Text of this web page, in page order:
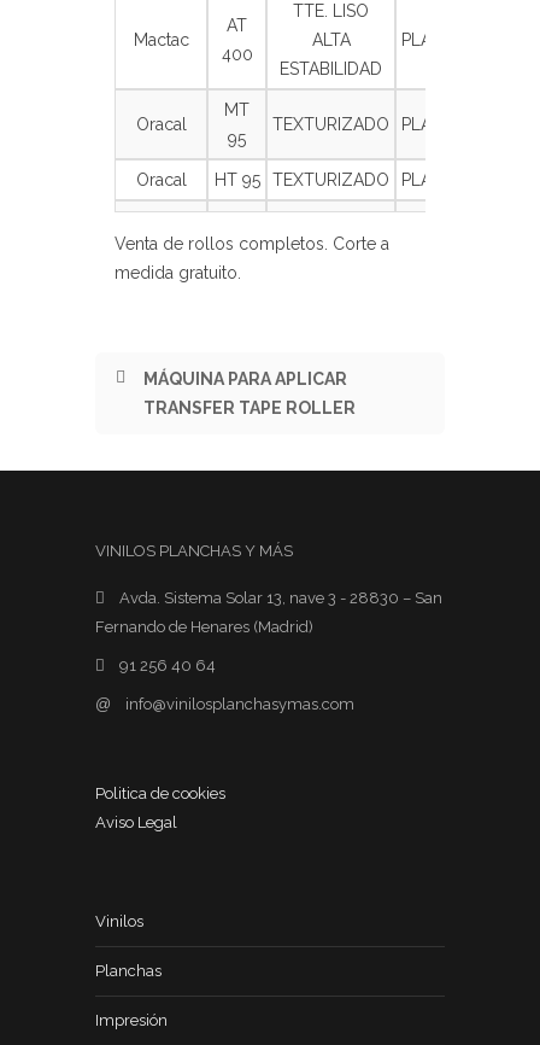
Mactac
AT
400
TTE. LISO
ALTA
ESTABILIDAD
PLÁSTICO
Oracal
MT
95
TEXTURIZADO PLÁSTICO
Oracal HT 95 TEXTURIZADO PLÁSTICO
Venta de rollos completos. Corte a
medida gratuito.
MÁQUINA PARA APLICAR
TRANSFER TAPE ROLLER
VINILOS PLANCHAS Y MÁS
Avda. Sistema Solar 13, nave 3 - 28830 – San
Fernando de Henares (Madrid)
91 256 40 64
@ info@vinilosplanchasymas.com
Politica de cookies
Aviso Legal
Vinilos
Planchas
Impresión